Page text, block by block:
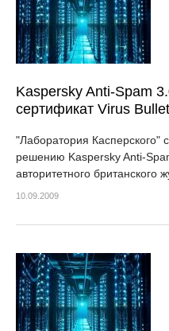
Kaspersky Anti-Spam
сертификат Virus
"Лаборатория Касперского"
решению Kaspersky Anti-
авторитетного британского
10.09.2009